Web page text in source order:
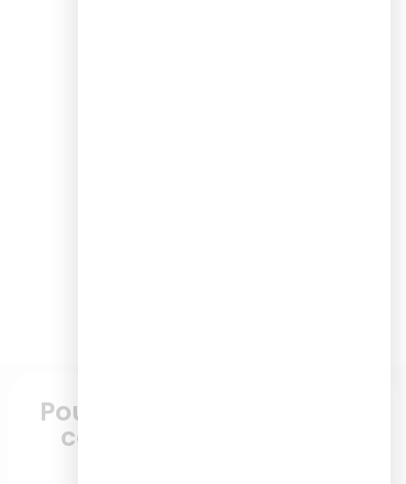
Pour plus d'informations,
contactez nous via ce